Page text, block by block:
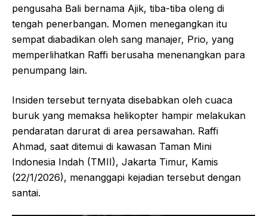
pengusaha Bali bernama Ajik, tiba-tiba oleng di
tengah penerbangan. Momen menegangkan itu
sempat diabadikan oleh sang manajer, Prio, yang
memperlihatkan Raffi berusaha menenangkan para
penumpang lain.
Insiden tersebut ternyata disebabkan oleh cuaca
buruk yang memaksa helikopter hampir melakukan
pendaratan darurat di area persawahan. Raffi
Ahmad, saat ditemui di kawasan Taman Mini
Indonesia Indah (TMII), Jakarta Timur, Kamis
(22/1/2026), menanggapi kejadian tersebut dengan
santai.